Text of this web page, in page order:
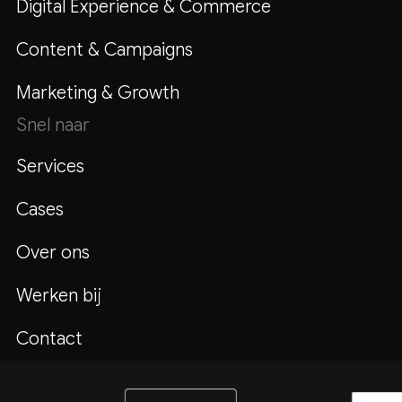
Digital Experience & Commerce
Content & Campaigns
Marketing & Growth
Snel naar
Services
Cases
Over ons
Werken bij
Contact